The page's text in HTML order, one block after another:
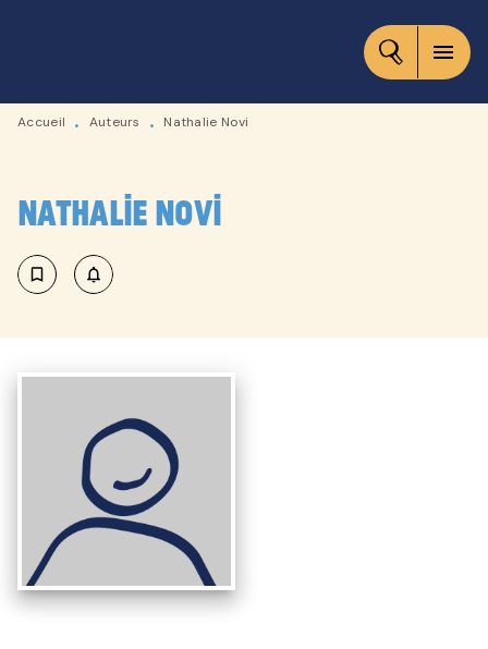
CONTENU
menu
Accueil • Auteurs • Nathalie Novi
Nathalie Novi
bookmark_border notifications_none_outlined